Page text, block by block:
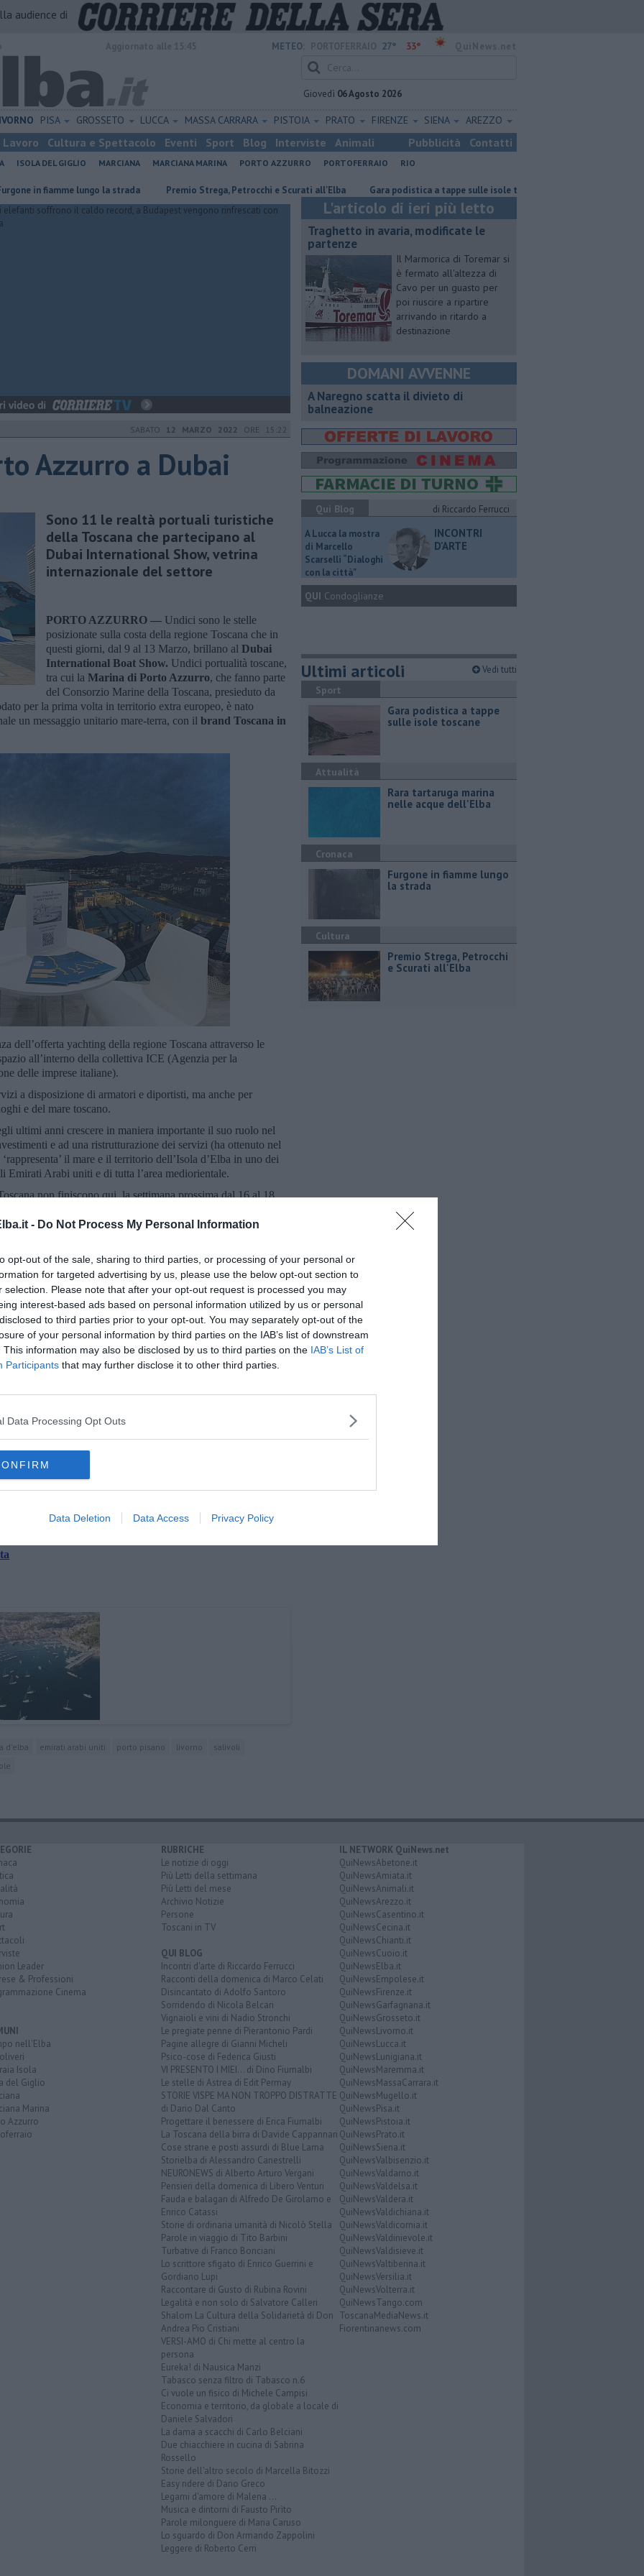
- Do Not Process My Personal Information
opt-out of the sale, sharing to third parties, or processing of your personal or
for targeted advertising by us, please use the below opt-out section to
selection. Please note that after your opt-out request is processed you may
interest-based ads based on personal information utilized by us or personal
to third parties prior to your opt-out. You may separately opt-out of the
of your personal information by third parties on the IAB’s list of downstream
This information may also be disclosed by us to third parties on the IAB’s List of
Participants that may further disclose it to other third parties.
Data Processing Opt Outs
Data Deletion Data Access Privacy Policy
audience di
METEO: 27° 33°
Giovedì 06 Agosto 2026
PISA GROSSETO LUCCA MASSA CARRARA PISTOIA PRATO FIRENZE SIENA AREZZO
Lavoro Cultura e Spettacolo Eventi Sport Blog Interviste Animali Pubblicità Contatti
ISOLA DEL GIGLIO MARCIANA MARCIANA MARINA PORTO AZZURRO PORTOFERRAIO RIO
fiamme lungo la strada Premio Strega, Petrocchi e Scurati all'Elba Gara podistica a tappe sulle isole toscane
SABATO 12 MARZO 2022 ORE 15:22
Azzurro a Dubai
Sono 11 le realtà portuali turistiche
della Toscana che partecipano al
Dubai International Show, vetrina
internazionale del settore
PORTO AZZURRO — Undici sono le stelle
posizionate sulla costa della regione Toscana che in
questi giorni, dal 9 al 13 Marzo, brillano al Dubai
International Boat Show. Undici portualità toscane,
tra cui la Marina di Porto Azzurro, che fanno parte
del Consorzio Marine della Toscana, presieduto da
per la prima volta in territorio extra europeo, è nato
un messaggio unitario mare-terra, con il brand Toscana in
dell’offerta yachting della regione Toscana attraverso le
all’interno della collettiva ICE (Agenzia per la
delle imprese italiane).
a disposizione di armatori e diportisti, ma anche per
e del mare toscano.
ultimi anni crescere in maniera importante il suo ruolo nel
e ad una ristrutturazione dei servizi (ha ottenuto nel
il mare e il territorio dell’Isola d’Elba in uno dei
Arabi uniti e di tutta l’area mediorientale.
non finiscono qui, la settimana prossima dal 16 al 18
Aftersales and Refit Experience) a Viareggio, uno dei
della imminente stagione 2022.
Consorzio: Marina Cala dé Medici, Porto di Pisa, Lusben
Marina Arcipelago Toscano, Viareggio Porto 2020, Porta a
Lusben Viareggio.
d'Elba iscriviti allaNewsletter QUInews ELBA.Arriva
nella tua casella di posta.
iscriviti alla
nella tua casella di posta.
d'elba emirati arabi uniti porto pisano livorno
salivoli
L'articolo di ieri più letto
Traghetto in avaria, modificate le
partenze
Il Marmorica di Toremar si
è fermato all'altezza di
Cavo per un guasto per
poi riuscire a ripartire
arrivando in ritardo a
destinazione
DOMANI AVVENNE
A Naregno scatta il divieto di
balneazione
Qui Blog
di Riccardo Ferrucci
A Lucca la mostra
di Marcello
Scarselli “Dialoghi
con la città"
INCONTRI
D'ARTE
QUI Condoglianze
Ultimi articoli Vedi tutti
Sport
Gara podistica a tappe
sulle isole toscane
Attualità
Rara tartaruga marina
nelle acque dell'Elba
Cronaca
Furgone in fiamme lungo
la strada
Cultura
Premio Strega, Petrocchi
e Scurati all'Elba
Leader
& Professioni
Cinema
nell'Elba
Isola
del Giglio
Marina
Azzurro
RUBRICHE
Le notizie di oggi
Più Letti della settimana
Più Letti del mese
Archivio Notizie
Persone
Toscani in TV
QUI BLOG
Incontri d'arte di Riccardo Ferrucci
Racconti della domenica di Marco Celati
Disincantato di Adolfo Santoro
Sorridendo di Nicola Belcari
Vignaioli e vini di Nadio Stronchi
Le pregiate penne di Pierantonio Pardi
Pagine allegre di Gianni Micheli
Psico-cose di Federica Giusti
VI PRESENTO I MIEI... di Dino Fiumalbi
Le stelle di Astrea di Edit Permay
STORIE VISPE MA NON TROPPO DISTRATTE
di Dario Dal Canto
Progettare il benessere di Erica Fiumalbi
La Toscana della birra di Davide Cappannari
Cose strane e posti assurdi di Blue Lama
Storielba di Alessandro Canestrelli
NEURONEWS di Alberto Arturo Vergani
Pensieri della domenica di Libero Venturi
Fauda e balagan di Alfredo De Girolamo e
Enrico Catassi
Storie di ordinaria umanità di Nicolò Stella
Parole in viaggio di Tito Barbini
Turbative di Franco Bonciani
Lo scrittore sfigato di Enrico Guerrini e
Gordiano Lupi
Raccontare di Gusto di Rubina Rovini
Legalità e non solo di Salvatore Calleri
Shalom La Cultura della Solidarietà di Don
Andrea Pio Cristiani
VERSI-AMO di Chi mette al centro la
persona
Eureka! di Nausica Manzi
Tabasco senza filtro di Tabasco n.6
Ci vuole un fisico di Michele Campisi
Economia e territorio, da globale a locale di
Daniele Salvadori
La dama a scacchi di Carlo Belciani
Due chiacchiere in cucina di Sabrina
Rossello
Storie dell'altro secolo di Marcella Bitozzi
Easy ridere di Dario Greco
Legami d'amore di Malena ...
Musica e dintorni di Fausto Pirìto
Parole milonguere di Maria Caruso
Lo sguardo di Don Armando Zappolini
Leggere di Roberto Cerri
IL NETWORK QuiNews.net
QuiNewsAbetone.it
QuiNewsAmiata.it
QuiNewsAnimali.it
QuiNewsArezzo.it
QuiNewsCasentino.it
QuiNewsCecina.it
QuiNewsChianti.it
QuiNewsCuoio.it
QuiNewsElba.it
QuiNewsEmpolese.it
QuiNewsFirenze.it
QuiNewsGarfagnana.it
QuiNewsGrosseto.it
QuiNewsLivorno.it
QuiNewsLucca.it
QuiNewsLunigiana.it
QuiNewsMaremma.it
QuiNewsMassaCarrara.it
QuiNewsMugello.it
QuiNewsPisa.it
QuiNewsPistoia.it
QuiNewsPrato.it
QuiNewsSiena.it
QuiNewsValbisenzio.it
QuiNewsValdarno.it
QuiNewsValdelsa.it
QuiNewsValdera.it
QuiNewsValdichiana.it
QuiNewsValdicornia.it
QuiNewsValdinievole.it
QuiNewsValdisieve.it
QuiNewsValtiberina.it
QuiNewsVersilia.it
QuiNewsVolterra.it
QuiNewsTango.com
ToscanaMediaNews.it
Fiorentinanews.com